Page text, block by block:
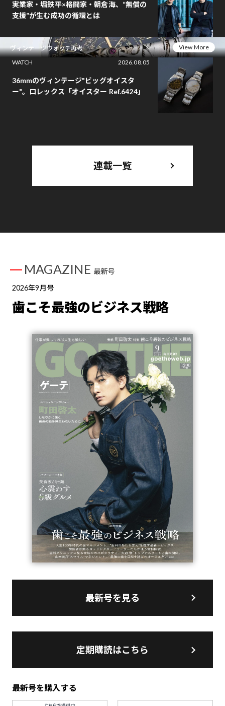
実業家・堀鉄平×格闘家・朝倉海、“無償の
支援”が生む成功の循環とは
ヴィンテージウォッチ再考
View More
WATCH
2026.08.05
36mmのヴィンテージ"ビッグオイスタ
ー"。ロレックス「オイスター Ref.6424」
連載一覧
MAGAZINE 最新号
2026年9月号
歯こそ最強のビジネス戦略
最新号を見る
定期購読はこちら
最新号を購入する